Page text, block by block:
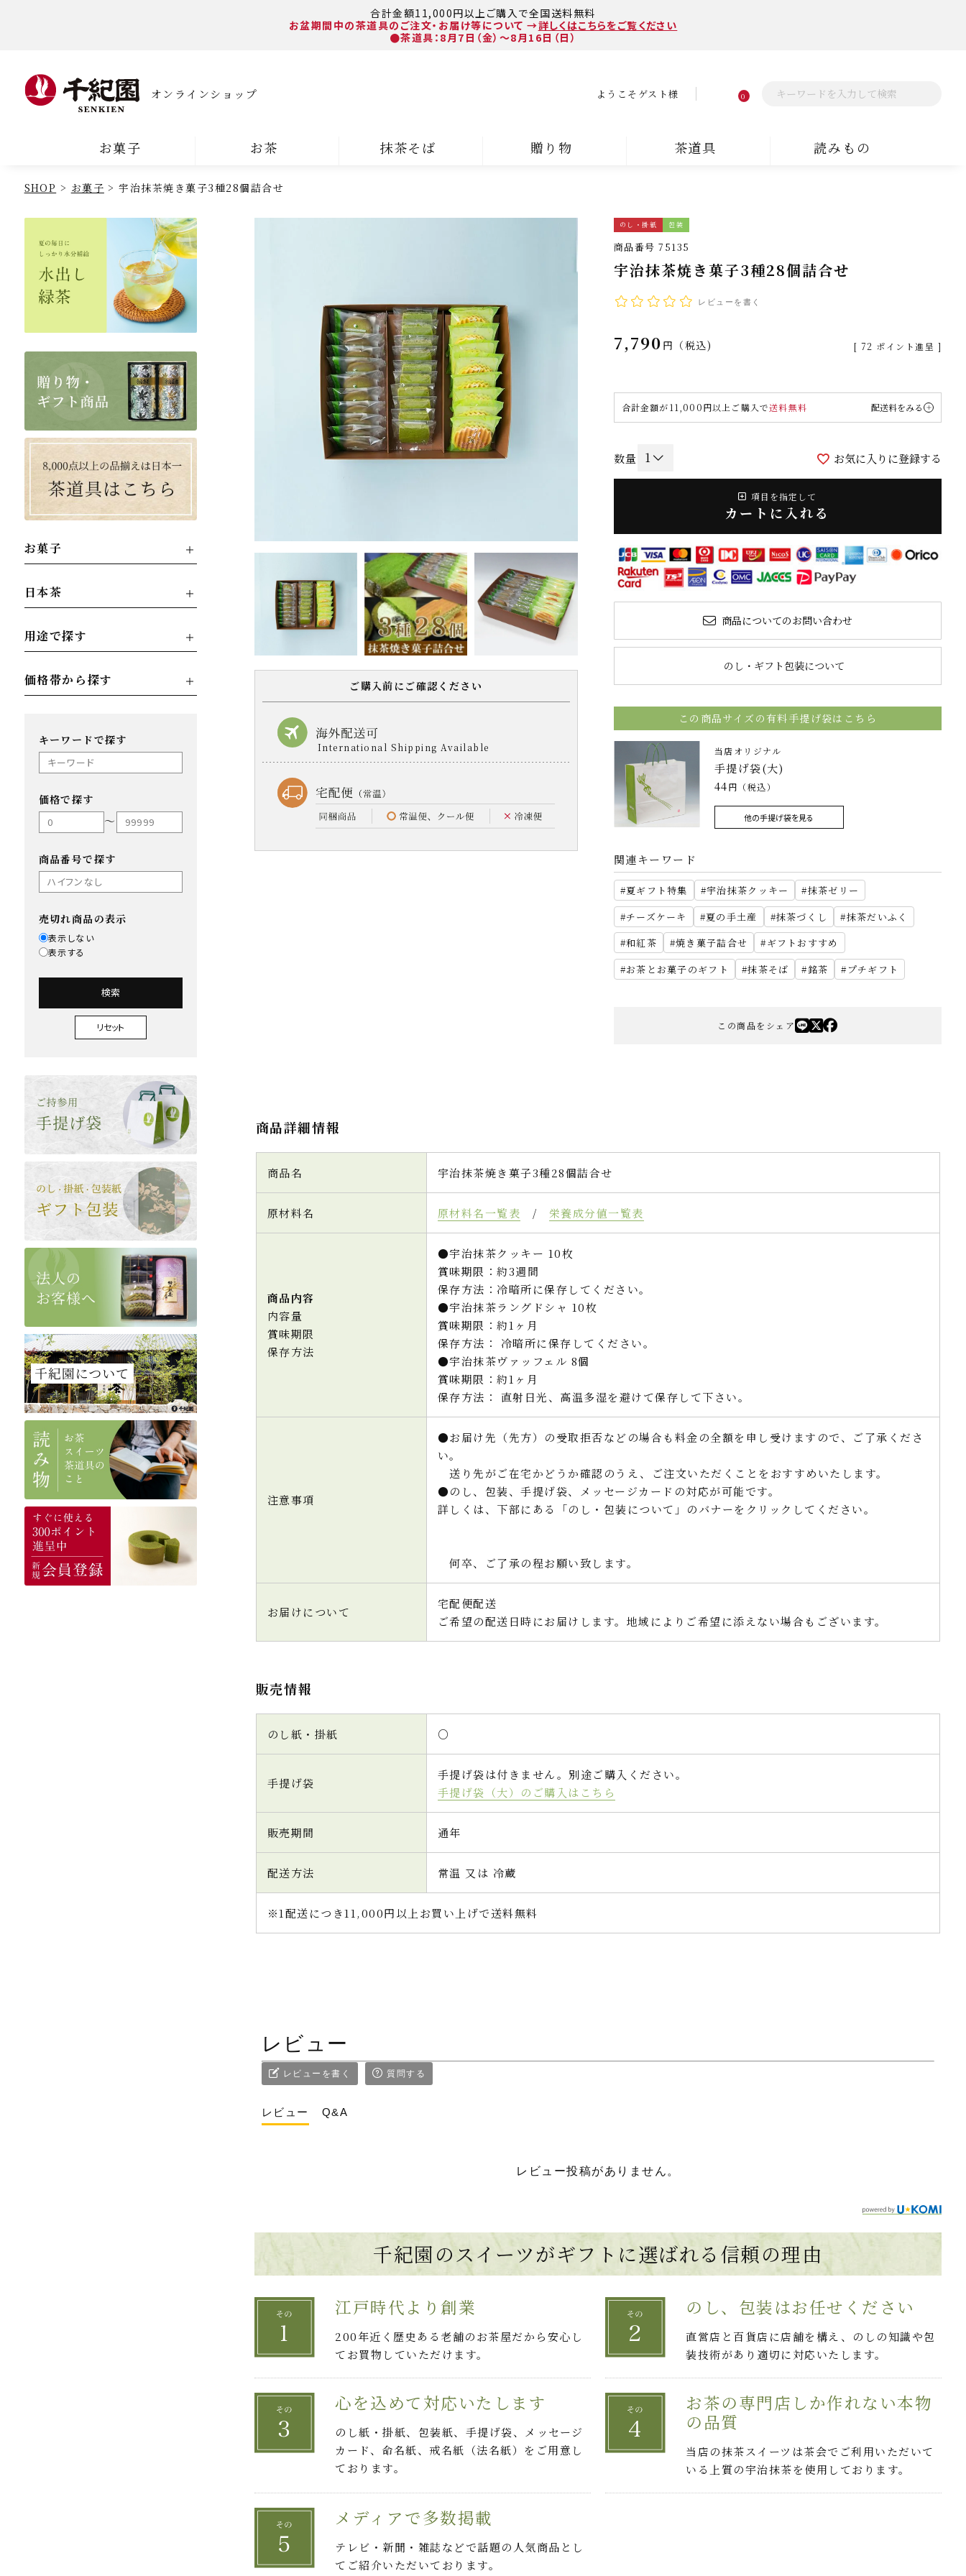
合計金額11,000円以上ご購入で全国送料無料
お盆期間中の茶道具のご注文・お届け等について →詳しくはこちらをご覧ください
●茶道具：8月7日（金）～8月16日（日）
オンラインショップ ようこそゲスト様 0
お菓子 お茶 抹茶そば 贈り物 茶道具 読みもの
SHOP お菓子 宇治抹茶焼き菓子3種28個詰合せ
お菓子
日本茶
用途で探す
価格帯から探す
キーワードで探す
価格で探す
〜
商品番号で探す
売切れ商品の表示
表示しない
表示する
検索
リセット
ご購入前にご確認ください
のし・掛紙 包装
商品番号 75135
宇治抹茶焼き菓子3種28個詰合せ
レビューを書く
7,790 税込 [ 72 ポイント進呈 ]
合計金額が11,000円以上ご購入で送料無料 配送料をみる
お気に入りに登録する
項目を指定して
カートに入れる
商品についてのお問い合わせ
のし・ギフト包装について
この商品サイズの有料手提げ袋はこちら
当店オリジナル
手提げ袋(大)
44円（税込）
他の手提げ袋を見る
関連キーワード
夏ギフト特集 宇治抹茶クッキー
抹茶ゼリー
チーズケーキ
夏の手土産 抹茶づくし
抹茶だいふく
和紅茶
焼き菓子詰合せ
ギフトおすすめ
お茶とお菓子のギフト
抹茶そば 銘茶 プチギフト
この商品をシェア
商品詳細情報
商品名 宇治抹茶焼き菓子3種28個詰合せ
原材料名 原材料名一覧表 / 栄養成分値一覧表
商品内容
内容量
賞味期限
保存方法
●宇治抹茶クッキー 10枚
賞味期限：約3週間
保存方法：冷暗所に保存してください。
●宇治抹茶ラングドシャ 10枚
賞味期限：約1ヶ月
保存方法： 冷暗所に保存してください。
●宇治抹茶ヴァッフェル 8個
賞味期限：約1ヶ月
保存方法： 直射日光、高温多湿を避けて保存して下さい。
注意事項
●お届け先（先方）の受取拒否などの場合も料金の全額を申し受けますので、ご了承くださ
い。
送り先がご在宅かどうか確認のうえ、ご注文いただくことをおすすめいたします。
●のし、包装、手提げ袋、メッセージカードの対応が可能です。
詳しくは、下部にある「のし・包装について」のバナーをクリックしてください。
何卒、ご了承の程お願い致します。
お届けについて
宅配便配送
ご希望の配送日時にお届けします。地域によりご希望に添えない場合もございます。
販売情報
のし紙・掛紙 ○
手提げ袋
手提げ袋は付きません。別途ご購入ください。
手提げ袋（大）のご購入はこちら
販売期間 通年
配送方法 常温 又は 冷蔵
※1配送につき11,000円以上お買い上げで送料無料
レビュー
レビューを書く 質問する
レビュー Q&A
レビュー投稿がありません。
千紀園のスイーツがギフトに選ばれる 信頼の理由
江戸時代より創業
200年近く歴史ある老舗のお茶屋だから安心し
てお買物していただけます。
のし、包装はお任せください
直営店と百貨店に店舗を構え、のしの知識や包
装技術があり適切に対応いたします。
心を込めて対応いたします
のし紙・掛紙、包装紙、手提げ袋、メッセージ
カード、命名紙、戒名紙（法名紙）をご用意し
ております。
お茶の専門店しか作れない本物
の品質
当店の抹茶スイーツは茶会でご利用いただいて
いる上質の宇治抹茶を使用しております。
メディアで多数掲載
テレビ・新聞・雑誌などで話題の人気商品とし
てご紹介いただいております。